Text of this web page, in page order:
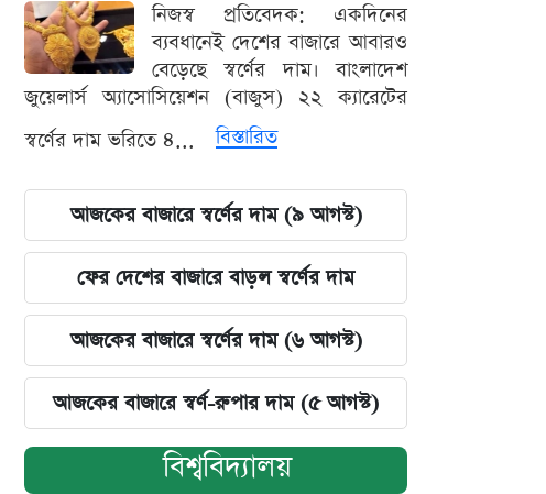
নিজস্ব প্রতিবেদক: একদিনের
ব্যবধানেই দেশের বাজারে আবারও
বেড়েছে স্বর্ণের দাম। বাংলাদেশ
জুয়েলার্স অ্যাসোসিয়েশন (বাজুস) ২২ ক্যারেটের
স্বর্ণের দাম ভরিতে ৪...
বিস্তারিত
আজকের বাজারে স্বর্ণের দাম (৯ আগস্ট)
ফের দেশের বাজারে বাড়ল স্বর্ণের দাম
আজকের বাজারে স্বর্ণের দাম (৬ আগস্ট)
আজকের বাজারে স্বর্ণ-রুপার দাম (৫ আগস্ট)
বিশ্ববিদ্যালয়